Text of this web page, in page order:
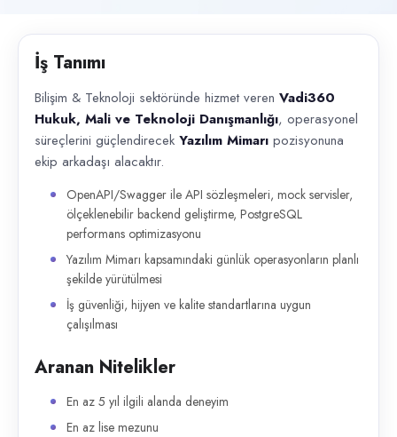
İlan açıklaması
İş Tanımı
Bilişim & Teknoloji sektöründe hizmet veren Vadi360
Hukuk, Mali ve Teknoloji Danışmanlığı, operasyonel
süreçlerini güçlendirecek Yazılım Mimarı pozisyonuna
ekip arkadaşı alacaktır.
OpenAPI/Swagger ile API sözleşmeleri, mock servisler,
ölçeklenebilir backend geliştirme, PostgreSQL
performans optimizasyonu
Yazılım Mimarı kapsamındaki günlük operasyonların planlı
şekilde yürütülmesi
İş güvenliği, hijyen ve kalite standartlarına uygun
çalışılması
Aranan Nitelikler
En az 5 yıl ilgili alanda deneyim
En az lise mezunu